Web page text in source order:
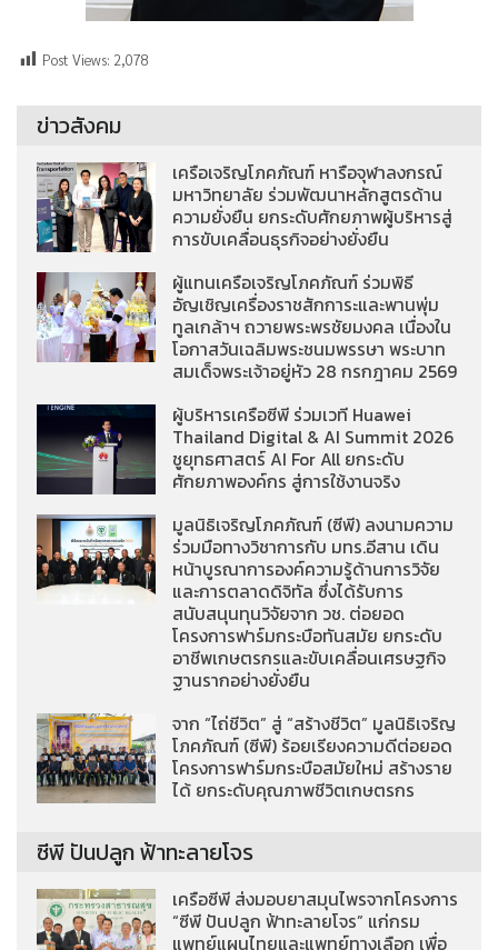
Post Views: 2,078
ข่าวสังคม
เครือเจริญโภคภัณฑ์ หารือจุฬาลงกรณ์
มหาวิทยาลัย ร่วมพัฒนาหลักสูตรด้าน
ความยั่งยืน ยกระดับศักยภาพผู้บริหารสู่
การขับเคลื่อนธุรกิจอย่างยั่งยืน
ผู้แทนเครือเจริญโภคภัณฑ์ ร่วมพิธี
อัญเชิญเครื่องราชสักการะและพานพุ่ม
ทูลเกล้าฯ ถวายพระพรชัยมงคล เนื่องใน
โอกาสวันเฉลิมพระชนมพรรษา พระบาท
สมเด็จพระเจ้าอยู่หัว 28 กรกฎาคม 2569
ผู้บริหารเครือซีพี ร่วมเวที Huawei
Thailand Digital & AI Summit 2026
ชูยุทธศาสตร์ AI For All ยกระดับ
ศักยภาพองค์กร สู่การใช้งานจริง
มูลนิธิเจริญโภคภัณฑ์ (ซีพี) ลงนามความ
ร่วมมือทางวิชาการกับ มทร.อีสาน เดิน
หน้าบูรณาการองค์ความรู้ด้านการวิจัย
และการตลาดดิจิทัล ซึ่งได้รับการ
สนับสนุนทุนวิจัยจาก วช. ต่อยอด
โครงการฟาร์มกระบือทันสมัย ยกระดับ
อาชีพเกษตรกรและขับเคลื่อนเศรษฐกิจ
ฐานรากอย่างยั่งยืน
จาก “ไถ่ชีวิต” สู่ “สร้างชีวิต” มูลนิธิเจริญ
โภคภัณฑ์ (ซีพี) ร้อยเรียงความดีต่อยอด
โครงการฟาร์มกระบือสมัยใหม่ สร้างราย
ได้ ยกระดับคุณภาพชีวิตเกษตรกร
ซีพี ปันปลูก ฟ้าทะลายโจร
เครือซีพี ส่งมอบยาสมุนไพรจากโครงการ
“ซีพี ปันปลูก ฟ้าทะลายโจร” แก่กรม
แพทย์แผนไทยและแพทย์ทางเลือก เพื่อ